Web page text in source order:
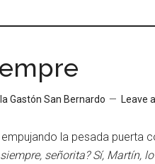
Gastón San Bernardo Leave
empujando la pesada puerta
señorita? Sí, Martín,